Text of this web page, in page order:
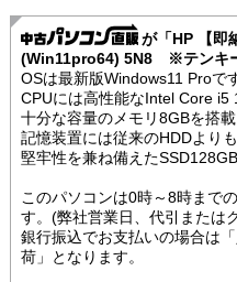
が「HP 【即
(Win11pro64) 5N8 ※テンキ
OSは最新版Windows11 Proです
CPUには高性能なIntel Core i5
十分な容量のメモリ8GBを搭載
記憶装置には従来のHDDより
堅牢性を兼ね備えたSSD128GB
このパソコンは0時～8時まで
す。(弊社営業日、代引または
銀行振込でお支払いの場合は
荷」となります。